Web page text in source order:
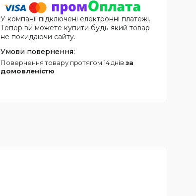
У компанії підключені електронні платежі.
Тепер ви можете купити будь-який товар
не покидаючи сайту.
повернення товару протягом 14 днів за
домовленістю